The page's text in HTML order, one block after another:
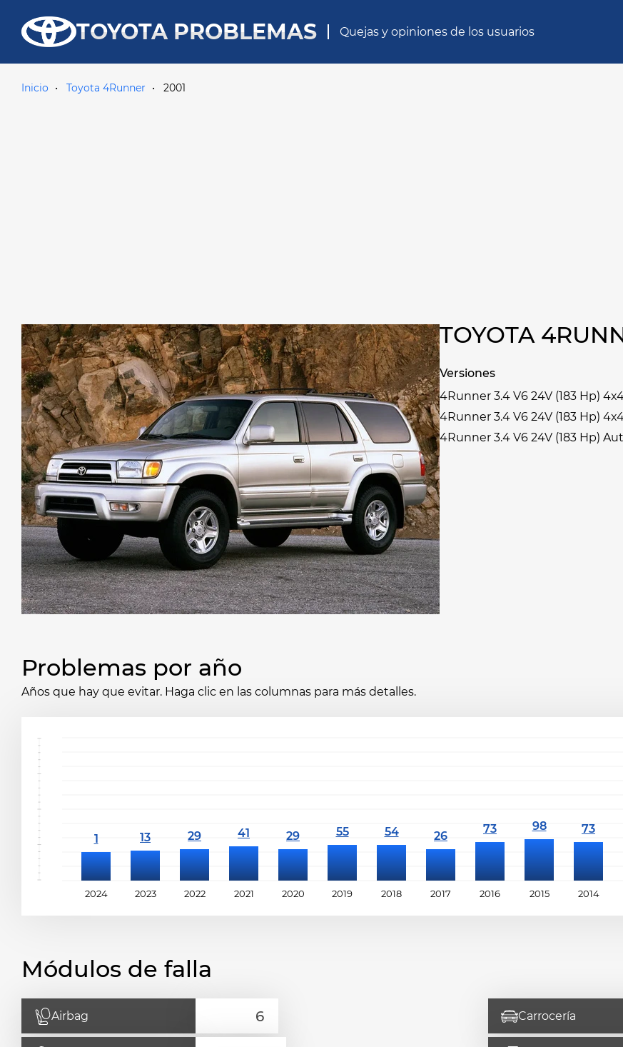
TOYOTA PROBLEMAS Quejas y opiniones de los usuarios
Inicio Toyota 4Runner 2001
TOYOTA
Versiones
4Runner 3.4 V6 24V (183 Hp)
4Runner 3.4 V6 24V (183 Hp)
4Runner 3.4 V6 24V (183 Hp)
Problemas por año
Años que hay que evitar. Haga clic en las columnas para más detalles.
2024 2023 2022 2021 2020 2019 2018 2017 2016 2015 2014
Módulos de falla
Airbag Carrocería